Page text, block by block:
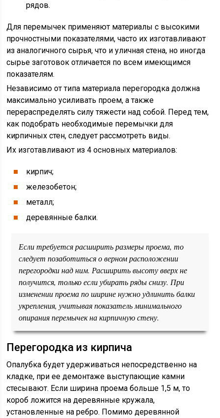
рядов.
Для перемычек применяют материалы с высокими
прочностными показателями, часто их изготавливают
из аналогичного сырья, что и уличная стена, но иногда
сырье заготовок отличается по всем имеющимся
показателям.
Независимо от типа материала перегородка должна
максимально усиливать проем, а также
перераспределять силу тяжести над собой. Перед тем,
как подобрать необходимые перемычки для
кирпичных стен, следует рассмотреть виды.
Их изготавливают из 4 основных материалов:
кирпич;
железобетон;
металл;
деревянные балки.
Если требуется расширить размеры проема, то
следует позаботиться о верном расположении
перегородки над ним. Расширить высоту вверх не
получится, только если убирать ряды снизу. При
изменении проема по ширине нужно удлинить балки
укрепления, учитывая показатель минимального
опирания перемычек на кирпичную стену.
Перегородка из кирпича
Опалубка будет удерживаться непосредственно на
кладке, при ее демонтаже выступающие камни
стесывают. Если ширина проема больше 1,5 м, то
короб ложится на деревянные кружала,
установленные на ребро. Помимо деревянной